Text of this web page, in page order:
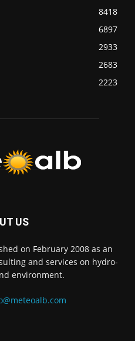
8418
6897
2933
2683
2223
US
on February 2008 as an
and services on hydro-
environment.